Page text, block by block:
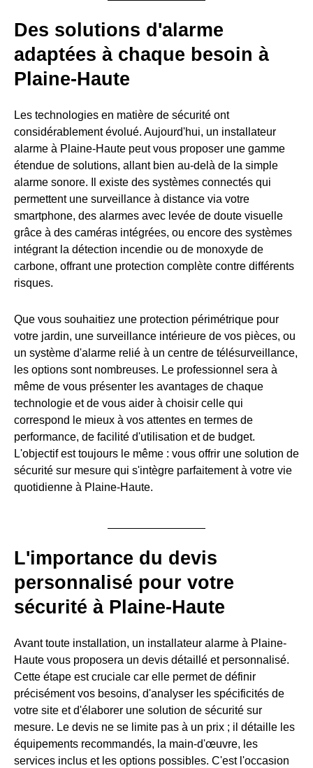
Des solutions d'alarme
adaptées à chaque besoin à
Plaine-Haute
Les technologies en matière de sécurité ont
considérablement évolué. Aujourd'hui, un installateur
alarme à Plaine-Haute peut vous proposer une gamme
étendue de solutions, allant bien au-delà de la simple
alarme sonore. Il existe des systèmes connectés qui
permettent une surveillance à distance via votre
smartphone, des alarmes avec levée de doute visuelle
grâce à des caméras intégrées, ou encore des systèmes
intégrant la détection incendie ou de monoxyde de
carbone, offrant une protection complète contre différents
risques.
Que vous souhaitiez une protection périmétrique pour
votre jardin, une surveillance intérieure de vos pièces, ou
un système d'alarme relié à un centre de télésurveillance,
les options sont nombreuses. Le professionnel sera à
même de vous présenter les avantages de chaque
technologie et de vous aider à choisir celle qui
correspond le mieux à vos attentes en termes de
performance, de facilité d'utilisation et de budget.
L'objectif est toujours le même : vous offrir une solution de
sécurité sur mesure qui s'intègre parfaitement à votre vie
quotidienne à Plaine-Haute.
L'importance du devis
personnalisé pour votre
sécurité à Plaine-Haute
Avant toute installation, un installateur alarme à Plaine-
Haute vous proposera un devis détaillé et personnalisé.
Cette étape est cruciale car elle permet de définir
précisément vos besoins, d'analyser les spécificités de
votre site et d'élaborer une solution de sécurité sur
mesure. Le devis ne se limite pas à un prix ; il détaille les
équipements recommandés, la main-d'œuvre, les
services inclus et les options possibles. C'est l'occasion